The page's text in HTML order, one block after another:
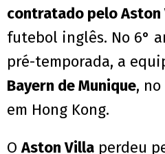
contratado pelo Aston
futebol inglês. No 6°
pré-temporada, a
Bayern de Munique,
em Hong Kong.
OAston Villa perdeu